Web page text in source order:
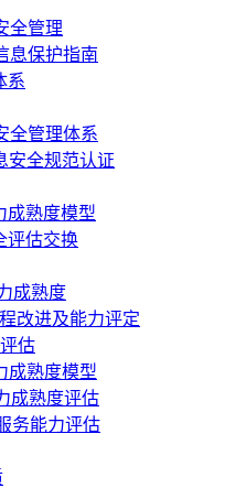
全管理
息保护指南
系
全管理体系
安全规范认证
成熟度模型
评估交换
成熟度
改进及能力评定
估
成熟度模型
成熟度评估
务能力评估